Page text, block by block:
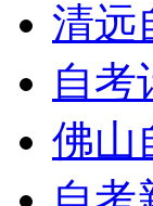
清远
自考
佛山